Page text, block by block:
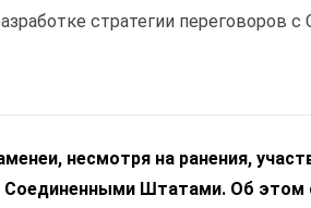
стратегии переговоров
несмотря на ранения,
Соединенными Штатами. Об этом